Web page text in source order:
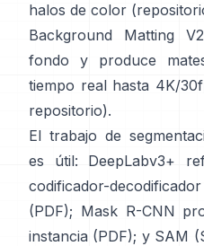
halos de color (
Background Matting V2
fondo y produce
tiempo real hasta 4K/
repositorio).
El trabajo de
es útil:
DeepLabv3+
codificador-
(PDF); Mask R-CNN
instancia (PDF); y SAM